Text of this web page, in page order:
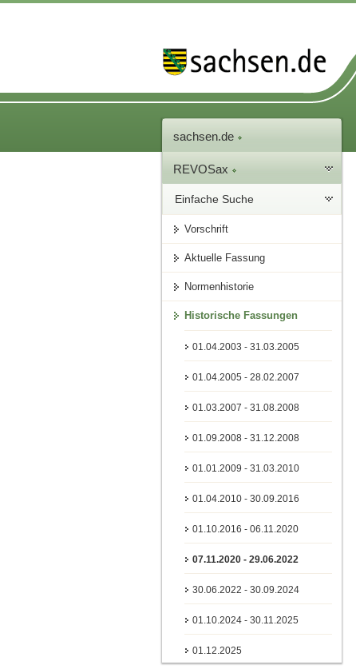
sachsen.de
REVOSax
Einfache Suche
Vorschrift
Aktuelle Fassung
Normenhistorie
Historische Fassungen
01.04.2003 - 31.03.2005
01.04.2005 - 28.02.2007
01.03.2007 - 31.08.2008
01.09.2008 - 31.12.2008
01.01.2009 - 31.03.2010
01.04.2010 - 30.09.2016
01.10.2016 - 06.11.2020
07.11.2020 - 29.06.2022
30.06.2022 - 30.09.2024
01.10.2024 - 30.11.2025
01.12.2025